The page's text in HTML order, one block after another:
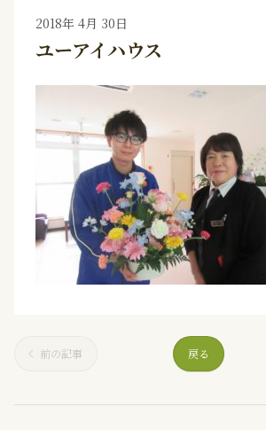
2018年 4月 30日
ユーアイハウス
前の記事 戻る